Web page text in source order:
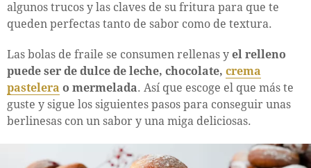
algunos trucos y las claves de su fritura para que te
queden perfectas tanto de sabor como de textura.
Las bolas de fraile se consumen rellenas y el relleno
puede ser de dulce de leche, chocolate, crema
pastelera o mermelada. Así que escoge el que más te
guste y sigue los siguientes pasos para conseguir unas
berlinesas con un sabor y una miga deliciosas.